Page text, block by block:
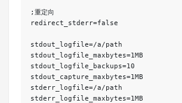
;重定向
redirect_stderr=false
stdout_logfile=/a/path
stdout_logfile_maxbytes=1MB
stdout_logfile_backups=10
stdout_capture_maxbytes=1MB
stderr_logfile=/a/path
stderr_logfile_maxbytes=1MB